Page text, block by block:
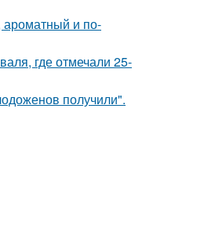
ароматный и по-
где отмечали 25-
получили".